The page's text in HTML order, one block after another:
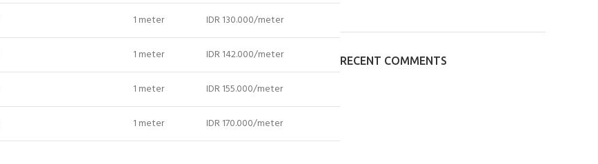
1 meter IDR 130.000/meter
1 meter IDR 142.000/meter
1 meter IDR 155.000/meter
1 meter IDR 170.000/meter
RECENT COMMENTS